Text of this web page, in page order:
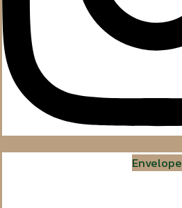
Envelope